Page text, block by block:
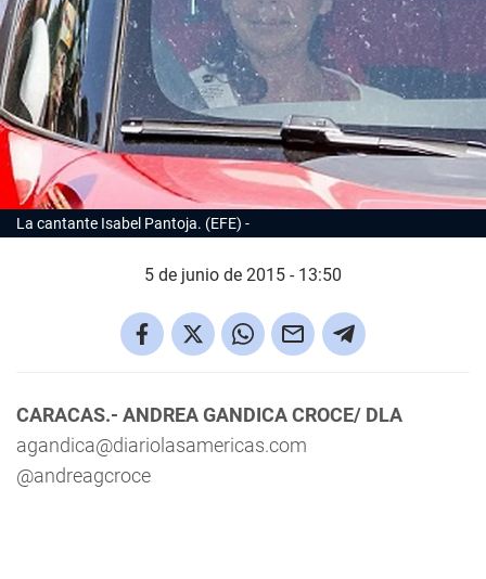
La cantante Isabel Pantoja. (EFE)
5 de junio de 2015 - 13:50
CARACAS.- ANDREA GANDICA CROCE/ DLA
agandica@diariolasamericas.com
@andreagcroce